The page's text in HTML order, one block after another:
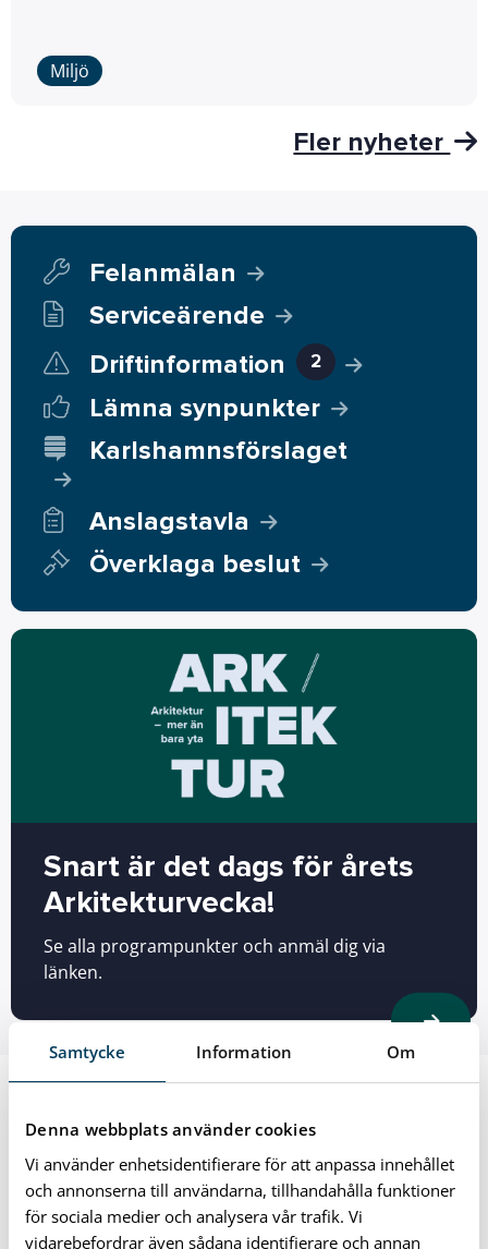
Samtycke Information Om
Denna webbplats använder cookies
Vi använder enhetsidentifierare för att anpassa innehållet
och annonserna till användarna, tillhandahålla funktioner
för sociala medier och analysera vår trafik. Vi
vidarebefordrar även sådana identifierare och annan
Miljö
Fler nyheter
Felanmälan
Serviceärende
Driftinformation
2
Lämna synpunkter
Karlshamnsförslaget
Anslagstavla
Överklaga beslut
Snart är det dags för årets
Arkitekturvecka!
Se alla programpunkter och anmäl dig via
länken.